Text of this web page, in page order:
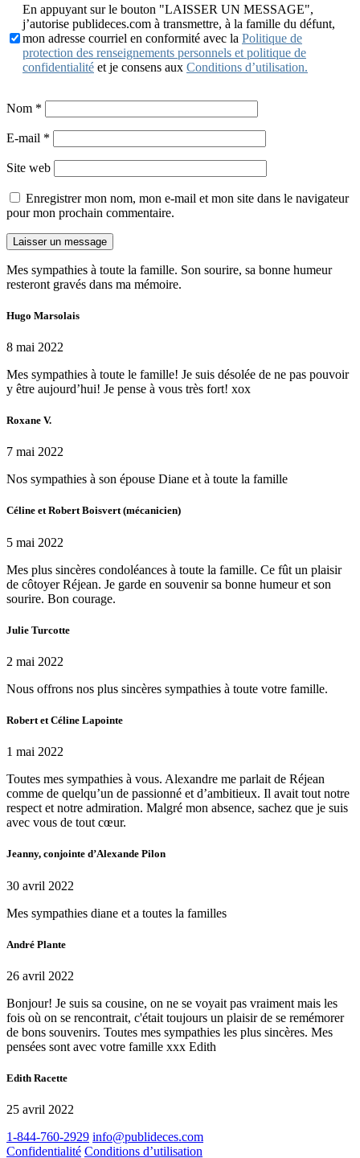
En appuyant sur le bouton "LAISSER UN MESSAGE",
j’autorise publideces.com à transmettre, à la famille du défunt,
mon adresse courriel en conformité avec la Politique de
protection des renseignements personnels et politique de
confidentialité et je consens aux Conditions d’utilisation.
Nom *
E-mail *
Site web
Enregistrer mon nom, mon e-mail et mon site dans le navigateur
pour mon prochain commentaire.
Mes sympathies à toute la famille. Son sourire, sa bonne humeur
resteront gravés dans ma mémoire.
Hugo Marsolais
8 mai 2022
Mes sympathies à toute le famille! Je suis désolée de ne pas pouvoir
y être aujourd’hui! Je pense à vous très fort! xox
Roxane V.
7 mai 2022
Nos sympathies à son épouse Diane et à toute la famille
Céline et Robert Boisvert (mécanicien)
5 mai 2022
Mes plus sincères condoléances à toute la famille. Ce fût un plaisir
de côtoyer Réjean. Je garde en souvenir sa bonne humeur et son
sourire. Bon courage.
Julie Turcotte
2 mai 2022
Nous offrons nos plus sincères sympathies à toute votre famille.
Robert et Céline Lapointe
1 mai 2022
Toutes mes sympathies à vous. Alexandre me parlait de Réjean
comme de quelqu’un de passionné et d’ambitieux. Il avait tout notre
respect et notre admiration. Malgré mon absence, sachez que je suis
avec vous de tout cœur.
Jeanny, conjointe d’Alexande Pilon
30 avril 2022
Mes sympathies diane et a toutes la familles
André Plante
26 avril 2022
Bonjour! Je suis sa cousine, on ne se voyait pas vraiment mais les
fois où on se rencontrait, c'était toujours un plaisir de se remémorer
de bons souvenirs. Toutes mes sympathies les plus sincères. Mes
pensées sont avec votre famille xxx Edith
Edith Racette
25 avril 2022
1-844-760-2929 info@publideces.com
Confidentialité Conditions d’utilisation